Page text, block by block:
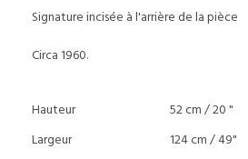
Signature incisée à l'arrière de la pièce
Circa 1960.
Hauteur
52 cm / 20 "
Largeur
124 cm / 49"